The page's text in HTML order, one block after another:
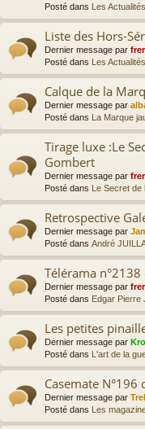
Posté dans Les
Liste des Hors-
Dernier message par
Posté dans Les
Calque de la
Dernier message par
Posté dans La Marque
Tirage luxe :Le
Gombert
Dernier message par
Posté dans Le Secret de
Retrospective
Dernier message par
Posté dans André
Télérama
Dernier message par
Posté dans Edgar Pierre
Les petites
Dernier message par
Posté dans L'art de la
Casemate N°196
Dernier message par
Posté dans Les